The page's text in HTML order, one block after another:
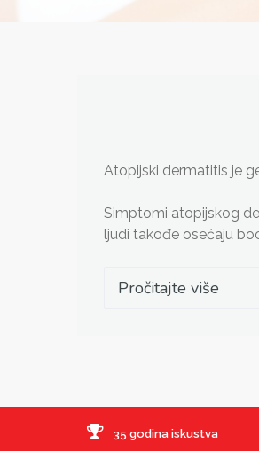
Atopijski dermatitis je
Simptomi atopijskog
ljudi takođe osećaju
Pročitajte više
35 godina iskustva